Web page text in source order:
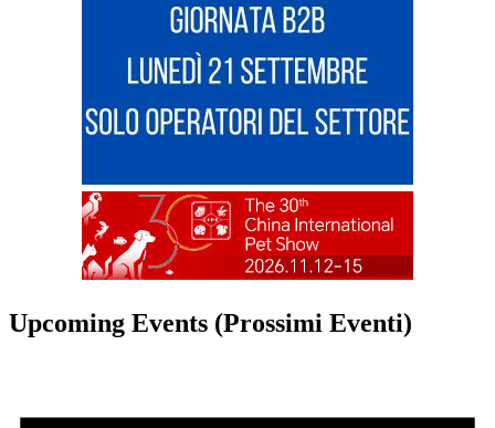
Upcoming Events (Prossimi Eventi)